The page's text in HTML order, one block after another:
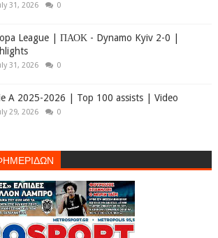
31, 2026 0
League | ΠΑΟΚ - Dynamo Kyiv 2-0 |
31, 2026 0
A 2025-2026 | Top 100 assists | Video
29, 2026 0